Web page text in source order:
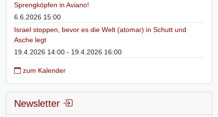
Sprengköpfen in Aviano!
6.6.2026 15:00
Israel stoppen, bevor es die Welt (atomar) in Schutt und
Asche legt
19.4.2026 14:00 - 19.4.2026 16:00
zum Kalender
Newsletter